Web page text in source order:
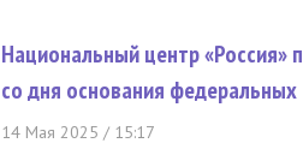
Национальный центр «Россия»
со дня основания федеральных
14 Мая 2025 / 15:17